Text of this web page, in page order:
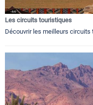
Les circuits touristiques
Découvrir les meilleurs